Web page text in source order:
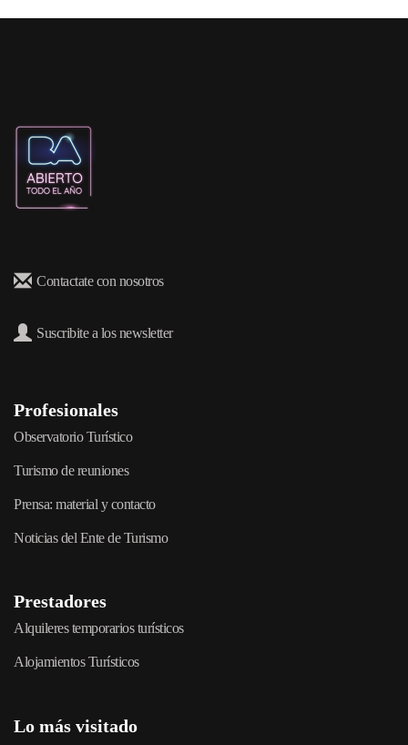
Contactate con nosotros
Suscribite a los newsletter
Profesionales
Observatorio Turístico
Turismo de reuniones
Prensa: material y contacto
Noticias del Ente de Turismo
Prestadores
Alquileres temporarios turísticos
Alojamientos Turísticos
Lo más visitado